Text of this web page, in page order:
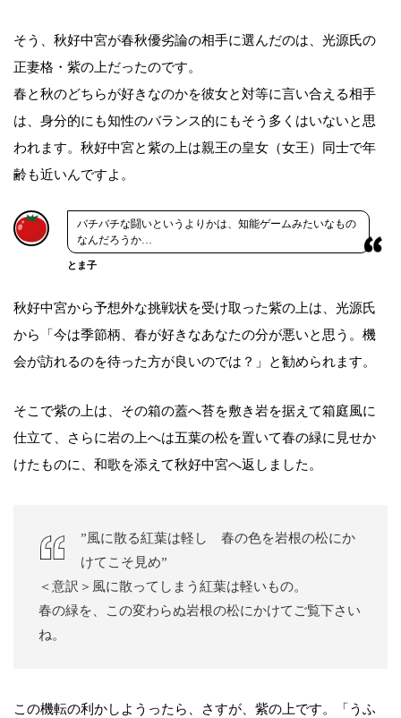
そう、秋好中宮が春秋優劣論の相手に選んだのは、光源氏の
正妻格・紫の上だったのです。
春と秋のどちらが好きなのかを彼女と対等に言い合える相手
は、身分的にも知性のバランス的にもそう多くはいないと思
われます。秋好中宮と紫の上は親王の皇女（女王）同士で年
齢も近いんですよ。
バチバチな闘いというよりかは、知能ゲームみたいなもの
なんだろうか…
とま子
秋好中宮から予想外な挑戦状を受け取った紫の上は、光源氏
から「今は季節柄、春が好きなあなたの分が悪いと思う。機
会が訪れるのを待った方が良いのでは？」と勧められます。
そこで紫の上は、その箱の蓋へ苔を敷き岩を据えて箱庭風に
仕立て、さらに岩の上へは五葉の松を置いて春の緑に見せか
けたものに、和歌を添えて秋好中宮へ返しました。
”風に散る紅葉は軽し 春の色を岩根の松にか
けてこそ見め”
＜意訳＞風に散ってしまう紅葉は軽いもの。
春の緑を、この変わらぬ岩根の松にかけてご覧下さい
ね。
この機転の利かしようったら、さすが、紫の上です。「うふ